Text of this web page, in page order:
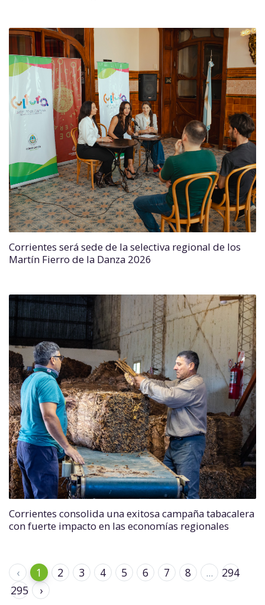
Corrientes será sede de la selectiva regional de los
Martín Fierro de la Danza 2026
Corrientes consolida una exitosa campaña tabacalera
con fuerte impacto en las economías regionales
‹ 1 2 3 4 5 6 7 8 ...
294
295
›